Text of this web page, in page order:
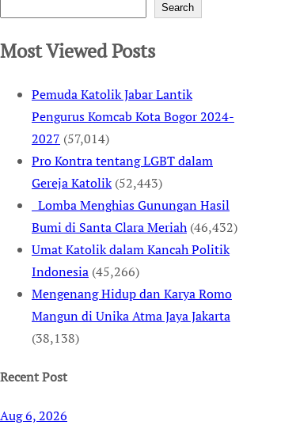
Search
Most Viewed Posts
Pemuda Katolik Jabar Lantik
Pengurus Komcab Kota Bogor 2024-
2027 (57,014)
Pro Kontra tentang LGBT dalam
Gereja Katolik (52,443)
Lomba Menghias Gunungan Hasil
Bumi di Santa Clara Meriah (46,432)
Umat Katolik dalam Kancah Politik
Indonesia (45,266)
Mengenang Hidup dan Karya Romo
Mangun di Unika Atma Jaya Jakarta
(38,138)
Recent Post
Aug 6, 2026